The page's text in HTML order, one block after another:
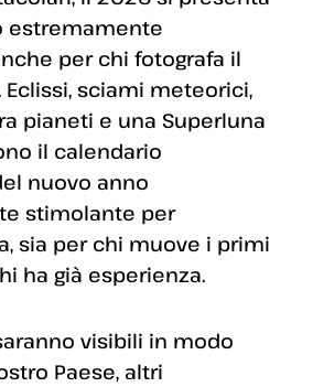
estremamente
per chi fotografa il
Eclissi, sciami meteorici,
pianeti e una Superluna
il calendario
nuovo anno
stimolante per
sia per chi muove i primi
ha già esperienza.
visibili in modo
Paese, altri